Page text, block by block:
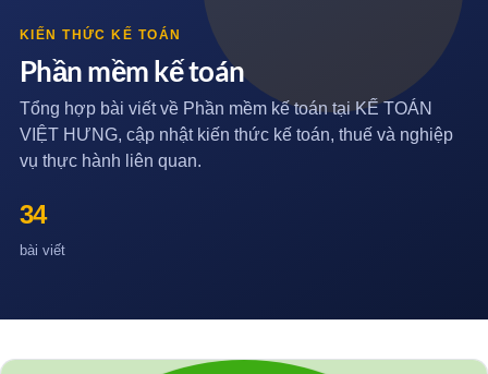
KIẾN THỨC KẾ TOÁN
Phần mềm kế toán
Tổng hợp bài viết về Phần mềm kế toán tại KẾ TOÁN
VIỆT HƯNG, cập nhật kiến thức kế toán, thuế và nghiệp
vụ thực hành liên quan.
34
bài viết